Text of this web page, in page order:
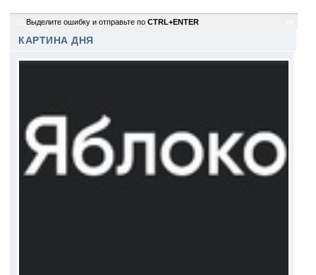
Выделите ошибку и отправьте по CTRL+ENTER
КАРТИНА ДНЯ